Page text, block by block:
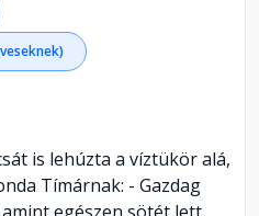
is lehúzta a víztükör alá,
Tímárnak: - Gazdag
egészen sötét lett,